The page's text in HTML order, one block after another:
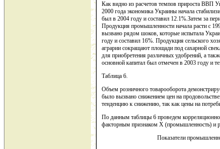
Как видно из расчетов темпов прироста ВВП
2000 года экономика Украины начала
был в 2004 году и составил 12.1%.Затем за
Продукция промышленности начала расти с
вызвано рядом шоков, которые испытала
году и составил 16%. Продукция сельского
аграрии сокращают площади под сахарной
для приобретения различных удобрений, а
основной капитал был отмечен в 2003 году и
Таблица 6.
Объем розничного товарооборота
было вызвано снижением цен на
тенденцию к снижению, так как цены на
По данным таблицы 6 проведем
факторным признаком Х (промышленность) и
Показатели